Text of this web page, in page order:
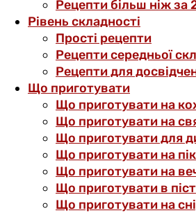
Рецепти більш ніж за
Рівень складності
Прості рецепти
Рецепти середньої
Рецепти для
Що приготувати
Що приготувати на
Що приготувати на
Що приготувати для
Що приготувати на
Що приготувати на
Що приготувати в піст
Що приготувати на